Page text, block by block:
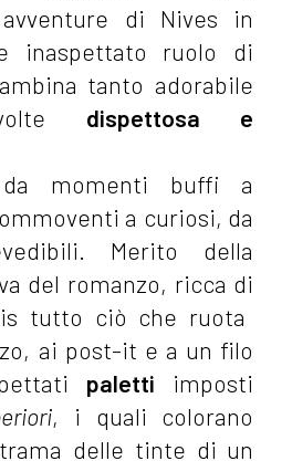
avventure di Nives in
inaspettato ruolo di
tanto adorabile
dispettosa e
momenti buffi a
a curiosi, da
Merito della
del romanzo, ricca di
tutto ciò che ruota
ai post-it e a un filo
paletti imposti
, i quali colorano
delle tinte di un